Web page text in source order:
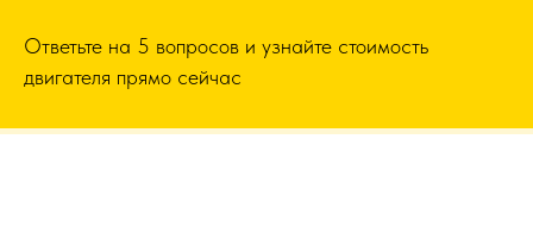
Ответьте на 5 вопросов и узнайте стоимость
двигателя прямо сейчас